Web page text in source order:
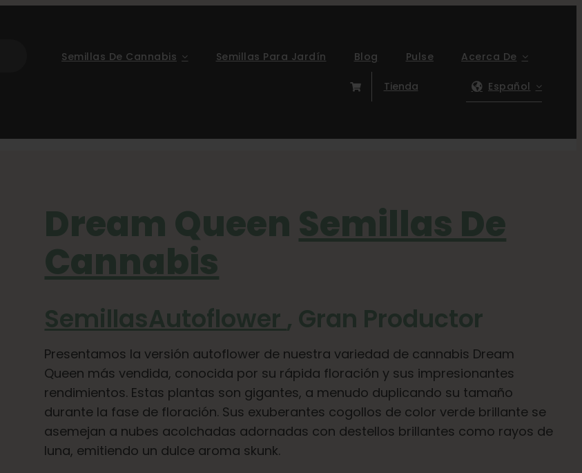
Semillas De Cannabis Semillas Para Jardín Blog Pulse Acerca De
Tienda Español
Dream Queen Semillas De
Cannabis
SemillasAutoflower , Gran Productor
Presentamos la versión autoflower de nuestra variedad de cannabis Dream
Queen más vendida, conocida por su rápida floración y sus impresionantes
rendimientos. Estas plantas son gigantes, a menudo duplicando su tamaño
durante la fase de floración. Sus exuberantes cogollos de color verde brillante se
asemejan a nubes acolchadas adornadas con destellos brillantes como rayos de
luna, emitiendo un dulce aroma skunk.